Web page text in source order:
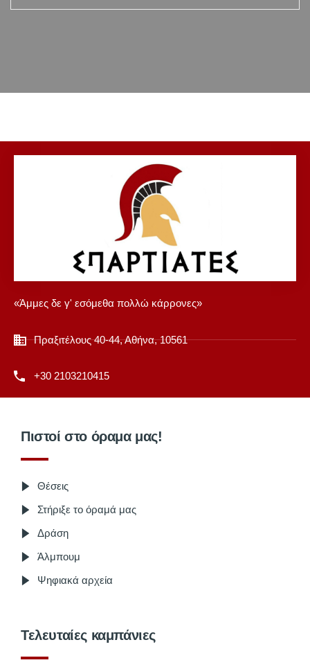
«Άμμες δε γ' εσόμεθα πολλώ κάρρονες»
Πραξιτέλους 40-44, Αθήνα, 10561
+30 2103210415
Πιστοί στο όραμα μας!
Θέσεις
Στήριξε το όραμά μας
Δράση
Άλμπουμ
Ψηφιακά αρχεία
Τελευταίες καμπάνιες